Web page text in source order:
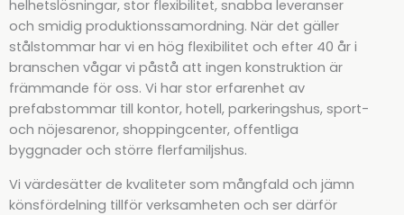
helhetslösningar, stor flexibilitet, snabba leveranser
och smidig produktionssamordning. När det gäller
stålstommar har vi en hög flexibilitet och efter 40 år i
branschen vågar vi påstå att ingen konstruktion är
främmande för oss. Vi har stor erfarenhet av
prefabstommar till kontor, hotell, parkeringshus, sport-
och nöjesarenor, shoppingcenter, offentliga
byggnader och större flerfamiljshus.
Vi värdesätter de kvaliteter som mångfald och jämn
könsfördelning tillför verksamheten och ser därför